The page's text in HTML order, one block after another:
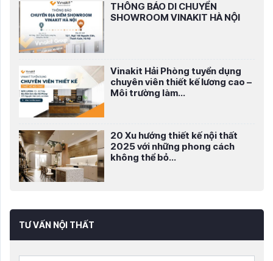
THÔNG BÁO DI CHUYỂN
SHOWROOM VINAKIT HÀ NỘI
Vinakit Hải Phòng tuyển dụng
chuyên viên thiết kế lương cao –
Môi trường làm...
20 Xu hướng thiết kế nội thất
2025 với những phong cách
không thể bỏ...
TƯ VẤN NỘI THẤT